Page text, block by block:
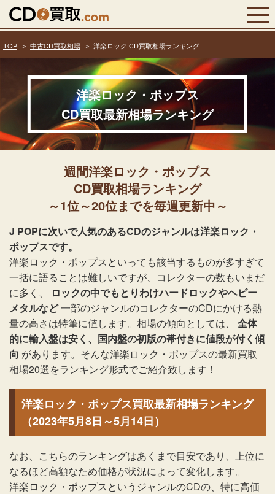
TOP 中古CD買取相場 洋楽ロック CD買取相場ランキング
洋楽ロック・ポップス
CD買取最新相場ランキング
週間洋楽ロック・ポップス
CD買取相場ランキング
～1位～20位までを毎週更新中～
J POPに次いで人気のあるCDのジャンルは洋楽ロック・
ポップスです。
洋楽ロック・ポップスといっても該当するものが多すぎて
一括に語ることは難しいですが、コレクターの数もいまだ
に多く、
ロックの中でもとりわけハードロックやヘビー
メタルなど一部のジャンルのコレクターのCDにかける熱
量の高さは特筆に値します。相場の傾向としては、
全体
的に輸入盤は安く、国内盤の初版の帯付きに値段が付く傾
向 があります。そんな洋楽ロック・ポップスの最新買取
相場20選をランキング形式でご紹介致します！
洋楽ロック・ポップス買取最新相場ランキング
（2023年5月8日～5月14日）
なお、こちらのランキングはあくまで目安であり、上位に
なるほど高額なため価格が状況によって変化します。
洋楽ロック・ポップスというジャンルのCDの、特に高価